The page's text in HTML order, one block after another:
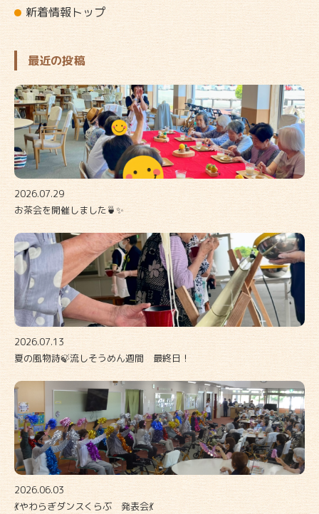
新着情報トップ
最近の投稿
2026.07.29
お茶会を開催しました🍵✨
2026.07.13
夏の風物詩🍃流しそうめん週間 最終日！
2026.06.03
💃やわらぎダンスくらぶ 発表会💃